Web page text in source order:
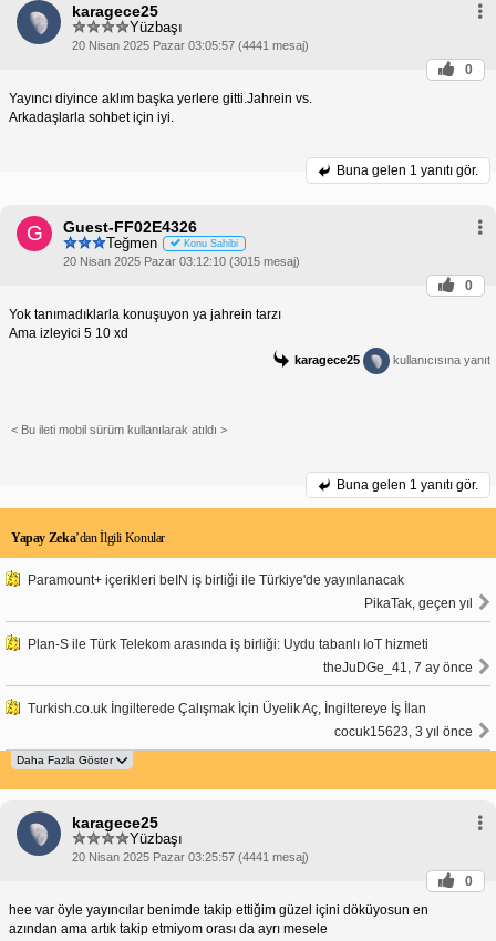
karagece25
Yüzbaşı
20 Nisan 2025 Pazar 03:05:57 (4441 mesaj)
0
Yayıncı diyince aklım başka yerlere gitti.Jahrein vs.
Arkadaşlarla sohbet için iyi.
Buna gelen 1 yanıtı gör.
G Guest-FF02E4326
Teğmen Konu Sahibi
20 Nisan 2025 Pazar 03:12:10 (3015 mesaj)
0
Yok tanımadıklarla konuşuyon ya jahrein tarzı
Ama izleyici 5 10 xd
karagece25 kullanıcısına yanıt
< Bu ileti mobil sürüm kullanılarak atıldı >
Buna gelen 1 yanıtı gör.
Yapay Zeka’dan İlgili Konular
Paramount+ içerikleri beIN iş birliği ile Türkiye'de yayınlanacak
PikaTak, geçen yıl
Plan-S ile Türk Telekom arasında iş birliği: Uydu tabanlı IoT hizmeti
theJuDGe_41, 7 ay önce
Turkish.co.uk İngilterede Çalışmak İçin Üyelik Aç, İngiltereye İş İlan
cocuk15623, 3 yıl önce
karagece25
Yüzbaşı
20 Nisan 2025 Pazar 03:25:57 (4441 mesaj)
0
hee var öyle yayıncılar benimde takip ettiğim güzel içini döküyosun en
azından ama artık takip etmiyom orası da ayrı mesele